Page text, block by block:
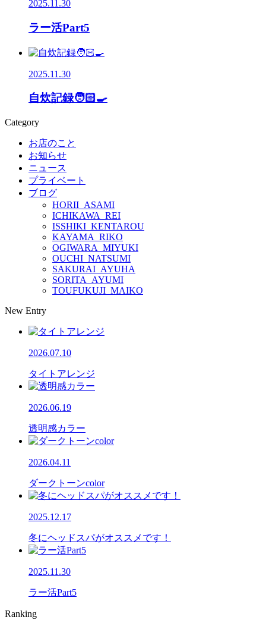
2025.11.30
ラー活Part5
2025.11.30
自炊記録🧑🏻‍🍳
Category
お店のこと
お知らせ
ニュース
プライベート
ブログ
HORII_ASAMI
ICHIKAWA_REI
ISSHIKI_KENTAROU
KAYAMA_RIKO
OGIWARA_MIYUKI
OUCHI_NATSUMI
SAKURAI_AYUHA
SORITA_AYUMI
TOUFUKUJI_MAIKO
New Entry
2026.07.10
タイトアレンジ
2026.06.19
透明感カラー
2026.04.11
ダークトーンcolor
2025.12.17
冬にヘッドスパがオススメです！
2025.11.30
ラー活Part5
Ranking